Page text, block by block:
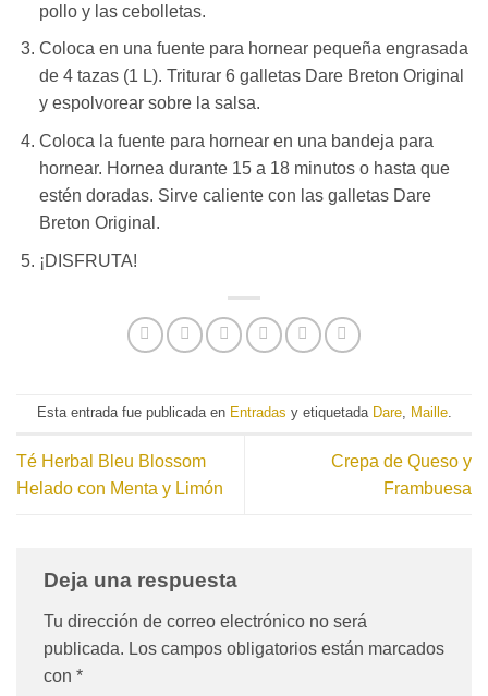
pollo y las cebolletas.
Coloca en una fuente para hornear pequeña engrasada
de 4 tazas (1 L). Triturar 6 galletas Dare Breton Original
y espolvorear sobre la salsa.
Coloca la fuente para hornear en una bandeja para
hornear. Hornea durante 15 a 18 minutos o hasta que
estén doradas. Sirve caliente con las galletas Dare
Breton Original.
¡DISFRUTA!
Esta entrada fue publicada en Entradas y etiquetada Dare, Maille.
Té Herbal Bleu Blossom
Helado con Menta y Limón
Crepa de Queso y
Frambuesa
Deja una respuesta
Tu dirección de correo electrónico no será
publicada. Los campos obligatorios están marcados
con *